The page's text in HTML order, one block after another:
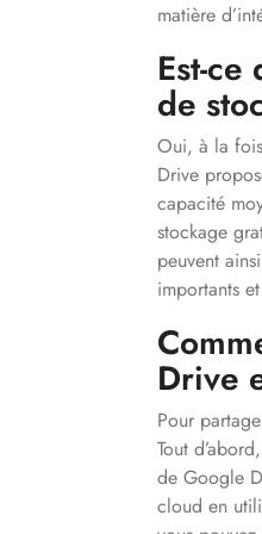
matière
Est-
de
Oui, à la
Drive
capacité
stockage
peuvent
importants
Drive
Pour
Tout
de Google
cloud en